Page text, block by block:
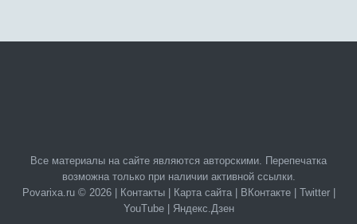
Все материалы на сайте являются авторскими. Перепечатка
возможна только при наличии активной ссылки.
Povarixa.ru © 2026 |
Контакты| Карта сайта| ВКонтакте| Twitter|
YouTube| Яндекс.Дзен